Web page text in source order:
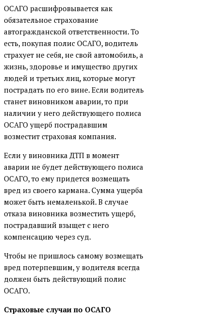
ОСАГО расшифровывается как
обязательное страхование
автогражданской ответственности. То
есть, покупая полис ОСАГО, водитель
страхует не себя, не свой автомобиль, а
жизнь, здоровье и имущество других
людей и третьих лиц, которые могут
пострадать по его вине. Если водитель
станет виновником аварии, то при
наличии у него действующего полиса
ОСАГО ущерб пострадавшим
возместит страховая компания.
Если у виновника ДТП в момент
аварии не будет действующего полиса
ОСАГО, то ему придется возмещать
вред из своего кармана. Сумма ущерба
может быть немаленькой. В случае
отказа виновника возместить ущерб,
пострадавший взыщет с него
компенсацию через суд.
Чтобы не пришлось самому возмещать
вред потерпевшим, у водителя всегда
должен быть действующий полис
ОСАГО.
Страховые случаи по ОСАГО